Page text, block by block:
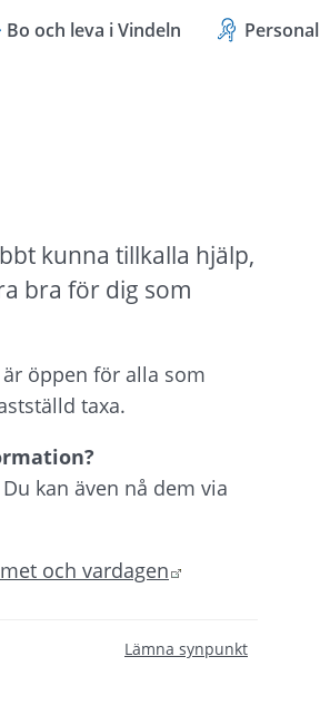
Bo och leva i Vindeln Personal
kunna tillkalla hjälp,
bra för dig som
öppen för alla som
taxa.
kan även nå dem via
och vardagen
Lämna synpunkt